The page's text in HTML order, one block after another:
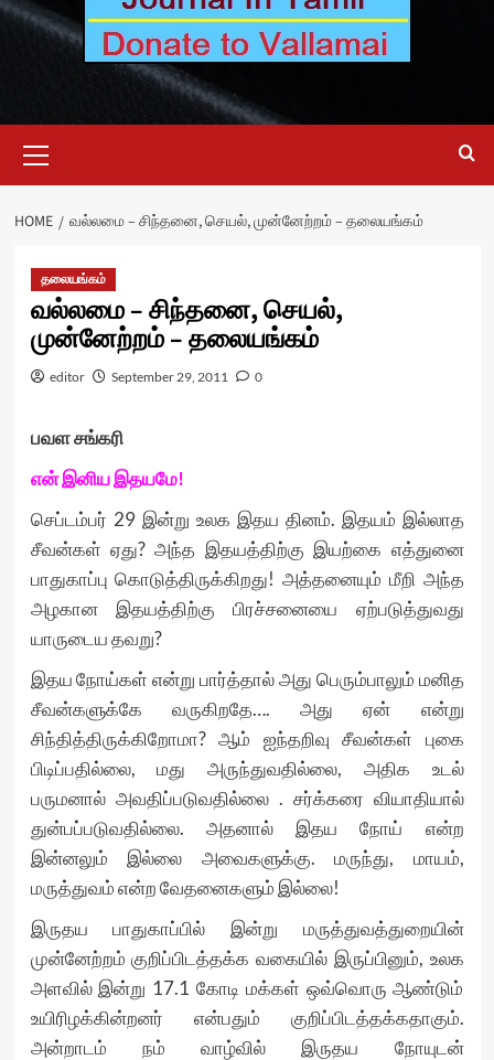
Menu
HOME வல்லமை – சிந்தனை, செயல், முன்னேற்றம் – தலையங்கம்
தலையங்கம்
வல்லமை – சிந்தனை, செயல்,
முன்னேற்றம் – தலையங்கம்
editor September 29, 2011 0
பவள சங்கரி
என் இனிய இதயமே!
செப்டம்பர் 29 இன்று உலக இதய தினம். இதயம் இல்லாத
சீவன்கள் ஏது? அந்த இதயத்திற்கு இயற்கை எத்துனை
பாதுகாப்பு கொடுத்திருக்கிறது! அத்தனையும் மீறி அந்த
அழகான இதயத்திற்கு பிரச்சனையை ஏற்படுத்துவது
யாருடைய தவறு?
இதய நோய்கள் என்று பார்த்தால் அது பெரும்பாலும் மனித
சீவன்களுக்கே வருகிறதே…. அது ஏன் என்று
சிந்தித்திருக்கிறோமா? ஆம் ஐந்தறிவு சீவன்கள் புகை
பிடிப்பதில்லை, மது அருந்துவதில்லை, அதிக உடல்
பருமனால் அவதிப்படுவதில்லை . சர்க்கரை வியாதியால்
துன்பப்படுவதில்லை. அதனால் இதய நோய் என்ற
இன்னலும் இல்லை அவைகளுக்கு. மருந்து, மாயம்,
மருத்துவம் என்ற வேதனைகளும் இல்லை!
இருதய பாதுகாப்பில் இன்று மருத்துவத்துறையின்
முன்னேற்றம் குறிப்பிடத்தக்க வகையில் இருப்பினும், உலக
அளவில் இன்று 17.1 கோடி மக்கள் ஒவ்வொரு ஆண்டும்
உயிரிழக்கின்றனர் என்பதும் குறிப்பிடத்தக்கதாகும்.
அன்றாடம் நம் வாழ்வில் இருதய நோயுடன்